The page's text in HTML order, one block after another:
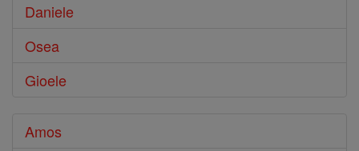
Daniele
Osea
Gioele
Amos